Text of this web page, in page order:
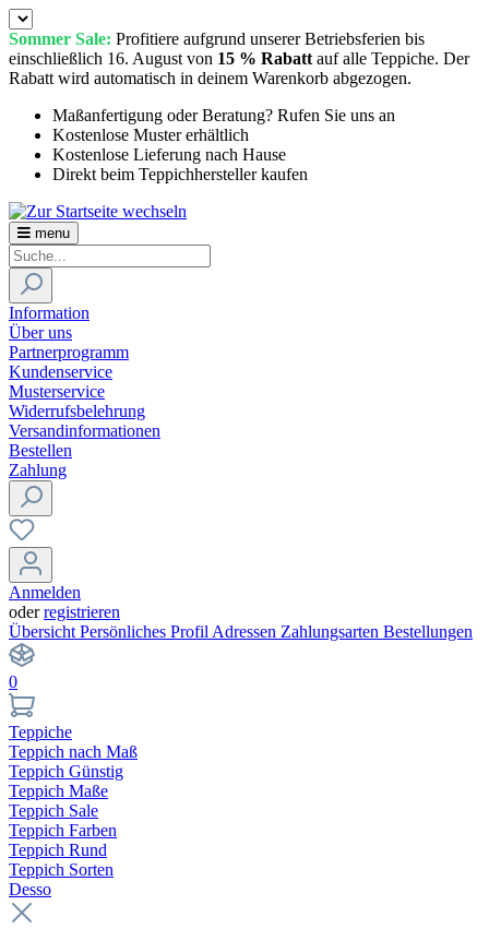
Sommer Sale: Profitiere aufgrund unserer Betriebsferien bis
einschließlich 16. August von 15 % Rabatt auf alle Teppiche. Der
Rabatt wird automatisch in deinem Warenkorb abgezogen.
Maßanfertigung oder Beratung? Rufen Sie uns an
Kostenlose Muster erhältlich
Kostenlose Lieferung nach Hause
Direkt beim Teppichhersteller kaufen
menu
Information
Über uns
Partnerprogramm
Kundenservice
Musterservice
Widerrufsbelehrung
Versandinformationen
Bestellen
Zahlung
Anmelden
oderregistrieren
Übersicht Persönliches Profil Adressen Zahlungsarten Bestellungen
0
Teppiche
Teppich nach Maß
Teppich Günstig
Teppich Maße
Teppich Sale
Teppich Farben
Teppich Rund
Teppich Sorten
Desso